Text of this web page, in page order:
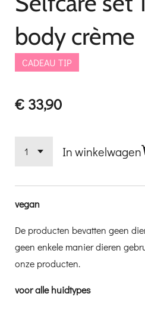
body crème
CADEAU TIP
€ 33,90
In winkelwagen
vegan
De producten bevatten geen
geen enkele manier dieren
onze producten.
voor alle huidtypes